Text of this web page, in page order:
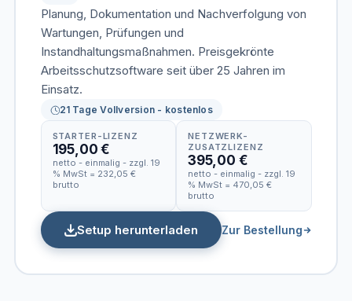
Planung, Dokumentation und Nachverfolgung von
Wartungen, Prüfungen und
Instandhaltungsmaßnahmen. Preisgekrönte
Arbeitsschutzsoftware seit über 25 Jahren im
Einsatz.
21 Tage Vollversion - kostenlos
STARTER-LIZENZ
195,00 €
netto - einmalig - zzgl. 19
% MwSt = 232,05 €
brutto
NETZWERK-
ZUSATZLIZENZ
395,00 €
netto - einmalig - zzgl. 19
% MwSt = 470,05 €
brutto
Setup herunterladen Zur Bestellung